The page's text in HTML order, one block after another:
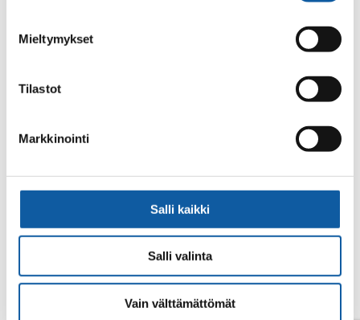
Mieltymykset
Tilastot
Markkinointi
Salli kaikki
Salli valinta
Vain välttämättömät